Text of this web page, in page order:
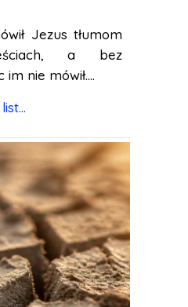
Jezus tłumom
a bez
nie mówił....